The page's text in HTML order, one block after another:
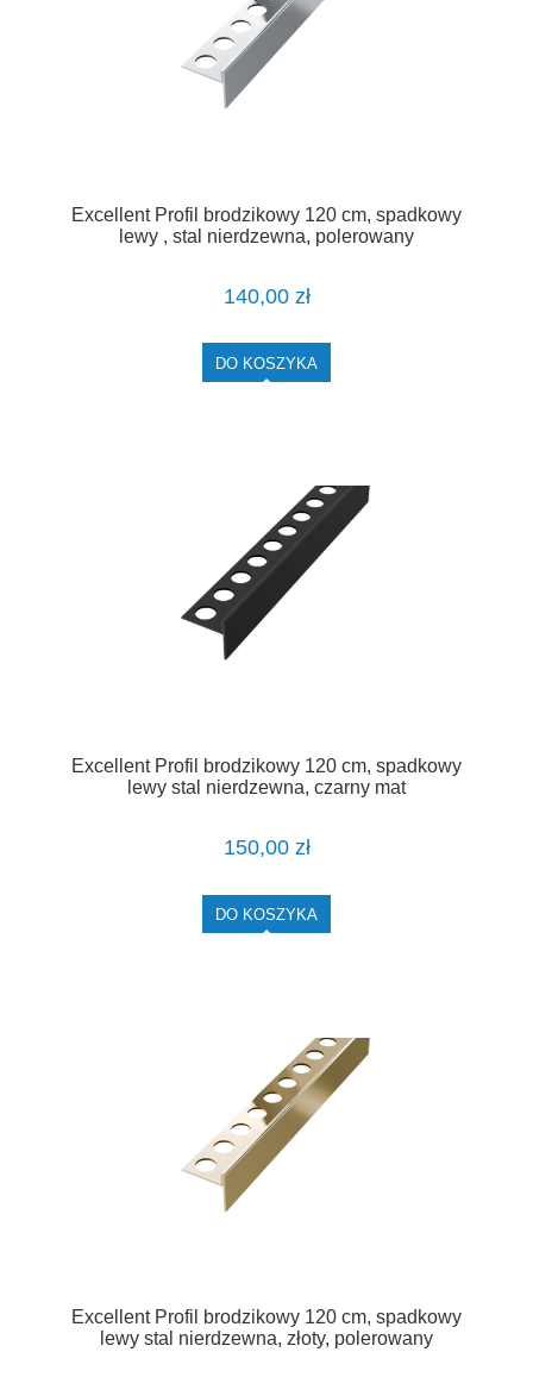
Excellent Profil brodzikowy 120 cm, spadkowy
lewy , stal nierdzewna, polerowany
140,00 zł
DO KOSZYKA
Excellent Profil brodzikowy 120 cm, spadkowy
lewy stal nierdzewna, czarny mat
150,00 zł
DO KOSZYKA
Excellent Profil brodzikowy 120 cm, spadkowy
lewy stal nierdzewna, złoty, polerowany